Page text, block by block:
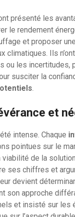
présenté les
le rendement
et proposer
climatiques. Ils
ou les incertitudes,
susciter la
et
intense. Chaque
pointues sur le
viabilité de la
ses chiffres et
devient
son approche
et insisté sur les